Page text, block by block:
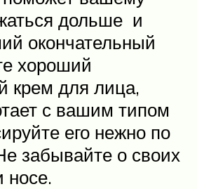
дольше и
окончательный
хороший
крем для лица,
с вашим типом
его нежно по
забывайте о своих
носе.